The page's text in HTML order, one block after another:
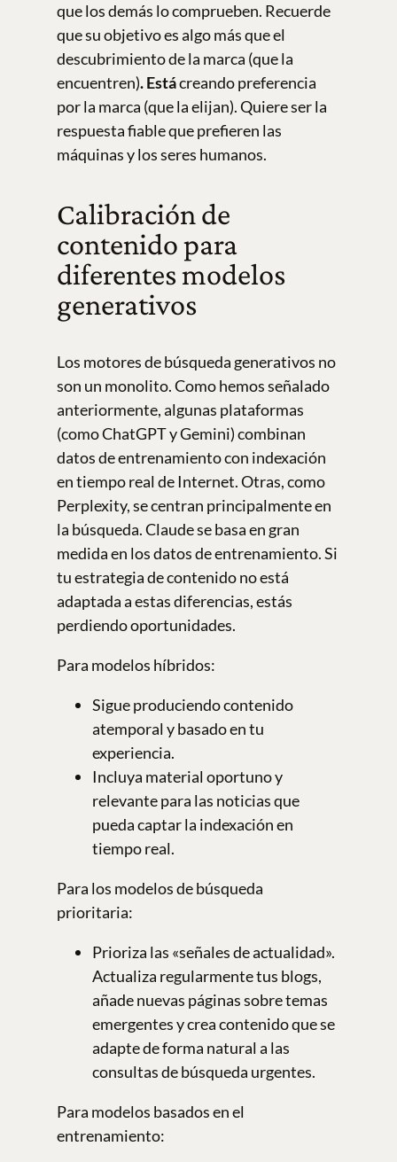
que los demás lo comprueben. Recuerde
que su objetivo es algo más que el
descubrimiento de la marca (que la
encuentren). Estácreando preferencia
por la marca (que la elijan). Quiere ser la
respuesta fiable que prefieren las
máquinas y los seres humanos.
Calibración de
contenido para
diferentes modelos
generativos
Los motores de búsqueda generativos no
son un monolito. Como hemos señalado
anteriormente, algunas plataformas
(como ChatGPT y Gemini) combinan
datos de entrenamiento con indexación
en tiempo real de Internet. Otras, como
Perplexity, se centran principalmente en
la búsqueda. Claude se basa en gran
medida en los datos de entrenamiento. Si
tu estrategia de contenido no está
adaptada a estas diferencias, estás
perdiendo oportunidades.
Para modelos híbridos:
Sigue produciendo contenido
atemporal y basado en tu
experiencia.
Incluya material oportuno y
relevante para las noticias que
pueda captar la indexación en
tiempo real.
Para los modelos de búsqueda
prioritaria:
Prioriza las «señales de actualidad».
Actualiza regularmente tus blogs,
añade nuevas páginas sobre temas
emergentes y crea contenido que se
adapte de forma natural a las
consultas de búsqueda urgentes.
Para modelos basados en el
entrenamiento: